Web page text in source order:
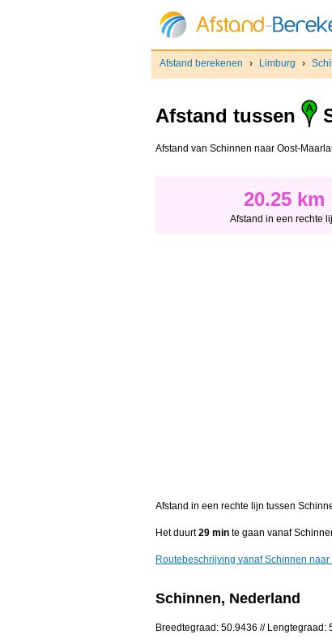
Afstand berekenen › Limburg ›
Afstand tussen
Afstand van Schinnen naar Oost-
20.25 km
Afstand in een rechte
Afstand in een rechte lijn tussen
Het duurt29 min te gaan vanaf
Routebeschrijving vanaf Schinnen naar
Schinnen, Nederland
Breedtegraad: 50.9436 // Lengtegraad: